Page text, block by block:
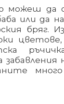
можеш да
или да
бряг.